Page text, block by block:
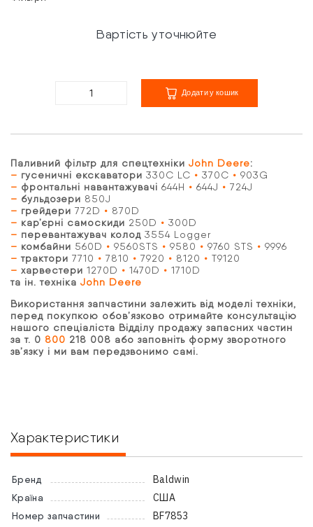
Вартість уточнюйте
Додати у кошик
Паливний фільтр для спецтехніки John Deere:
– гусеничні екскаватори 330C LC • 370C • 903G
– фронтальні навантажувачі 644H • 644J • 724J
– бульдозери 850J
– грейдери 772D • 870D
– кар’єрні самоскиди 250D • 300D
– перевантажувач колод 3554 Logger
– комбайни 560D • 9560STS • 9580 • 9760 STS • 9996
– трактори 7710 • 7810 • 7920 • 8120 • T9120
– харвестери 1270D • 1470D • 1710D
та ін. техніка John Deere
Використання запчастини залежить від моделі техніки,
перед покупкою обов’язково отримайте консультацію
нашого спеціаліста Відділу продажу запасних частин
за т. 0 800 218 008 або заповніть форму зворотного
зв’язку і ми вам передзвонимо самі.
Характеристики
Бренд Baldwin
Країна США
Номер запчастини BF7853